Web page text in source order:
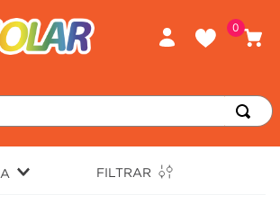
0
FILTRAR